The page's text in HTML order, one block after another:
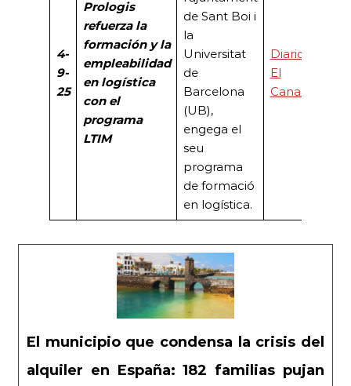
4-
9-
25
Prologis
refuerza la
formación y la
empleabilidad
en logística
con el
programa
LTIM
de Sant Boi i
la
Universitat
de
Barcelona
(UB),
engega el
seu
programa
de formació
en logística.
Diario
El
Canal
El municipio que condensa la crisis del
alquiler en España: 182 familias pujan